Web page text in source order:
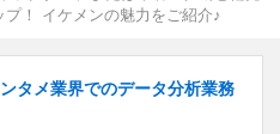
プ！ イケメンの魅力をご紹介♪
タメ業界でのデータ分析業務